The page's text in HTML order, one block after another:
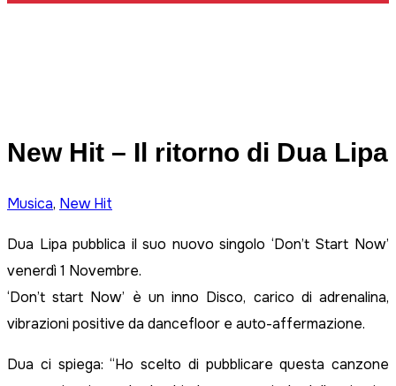
New Hit – Il ritorno di Dua Lipa
Musica, New Hit
Dua Lipa pubblica il suo nuovo singolo ‘Don’t Start Now’
venerdì 1 Novembre.
‘Don’t start Now’ è un inno Disco, carico di adrenalina,
vibrazioni positive da dancefloor e auto-affermazione.
Dua ci spiega: “Ho scelto di pubblicare questa canzone